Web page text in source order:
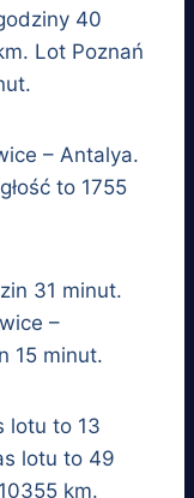
40
Lot Poznań
– Antalya.
to 1755
31 minut.
–
15 minut.
lotu to 13
lotu to 49
km.